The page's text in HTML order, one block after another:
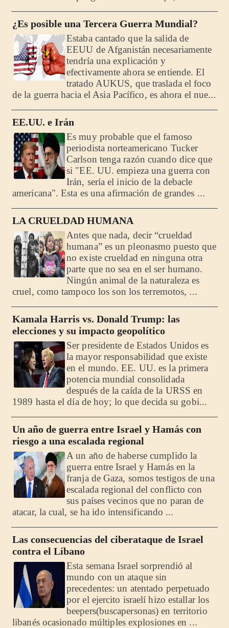
¿Es posible una Tercera Guerra Mundial?
Estaba cantado que la salida de
EEUU de Afganistán necesariamente
tendría una explicación y
efectivamente ahora se entiende. El
tratado AUKUS, que traslada el foco
de la guerra hacia el Asia Pacífico, es ahora el nue...
EE.UU. e Irán
Es muy probable que el famoso
periodista norteamericano Tucker
Carlson tenga razón cuando dice que
si "EE. UU. empieza una guerra con
Irán, sería el inicio de la debacle
americana". Esta es una afirmación de grandes ...
LA CRUELDAD HUMANA
Antes que nada, decir “crueldad
humana” es un pleonasmo puesto que
no existe crueldad en ninguna otra
parte que no sea en el ser humano.
Ningún animal de la naturaleza es
cruel, como tampoco los son los terremotos, ...
Kamala Harris vs. Donald Trump: las
elecciones y su impacto geopolítico
Ser presidente de Estados Unidos es
la mayor responsabilidad que existe
en el mundo. EE. UU. es la primera
potencia mundial consolidada
después de la caída de la URSS en
1989 hasta el día de hoy; lo que decida su gobi...
Un año de guerra entre Israel y Hamás con
riesgo a una escalada regional
A un año de haberse cumplido la
guerra entre Israel y Hamás en la
franja de Gaza, somos testigos de una
escalada regional del conflicto con
sus países vecinos que no paran de
atacar, la cual, se ha ido intensificando ...
Las consecuencias del ciberataque de Israel
contra el Líbano
Esta semana Israel sorprendió al
mundo con un ataque sin
precedentes: un atentado perpetuado
por el ejercito israelí hizo estallar los
beepers(buscapersonas) en territorio
libanés ocasionado múltiples explosiones en ...